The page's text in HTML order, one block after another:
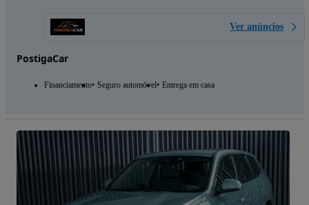
Ver anúncios
PostigaCar
Financiamento Seguro automóvel Entrega em casa